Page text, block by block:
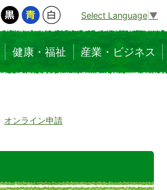
Select Language ▼
健康・福祉 産業・ビジネス
オンライン申請